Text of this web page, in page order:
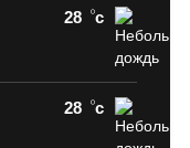
28 c
28 c